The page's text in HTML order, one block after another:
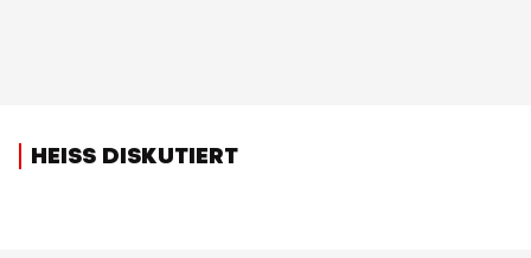
HEISS DISKUTIERT